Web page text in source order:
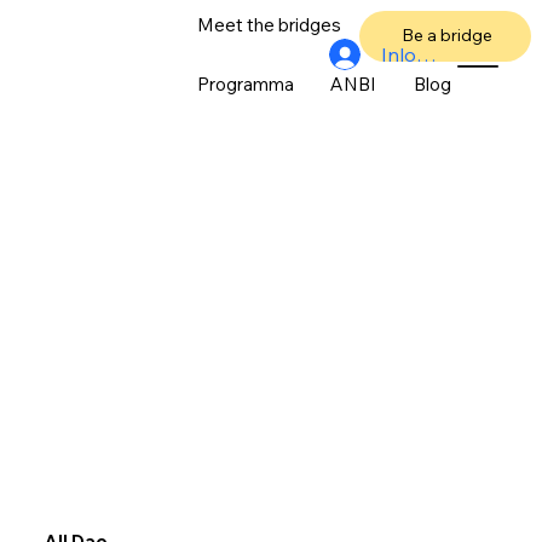
Meet the bridges Over ons
Programma ANBI Blog
Be a bridge
Inloggen